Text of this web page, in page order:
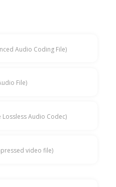
Audio Coding File)
File)
Lossless Audio Codec)
video file)